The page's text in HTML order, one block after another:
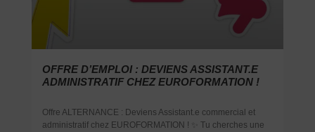
OFFRE D’EMPLOI : DEVIENS ASSISTANT.E
ADMINISTRATIF CHEZ EUROFORMATION !
Offre ALTERNANCE : Deviens Assistant.e commercial et
administratif chez EUROFORMATION ! ✨ Tu cherches une